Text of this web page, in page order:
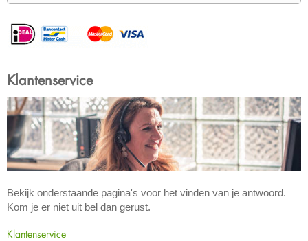
Klantenservice
Bekijk onderstaande pagina's voor het vinden van je antwoord.
Kom je er niet uit bel dan gerust.
Klantenservice